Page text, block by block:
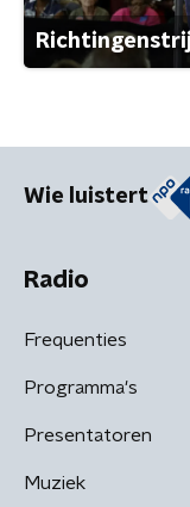
Wie luistert
Radio
Frequenties
Programma's
Presentatoren
Muziek